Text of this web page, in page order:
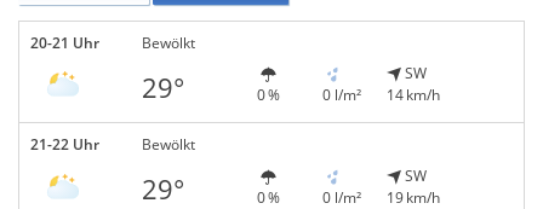
20-21 Uhr Bewölkt
29° 0 % 0 l/m²
SW
14 km/h
21-22 Uhr Bewölkt
29° 0 % 0 l/m²
SW
19 km/h